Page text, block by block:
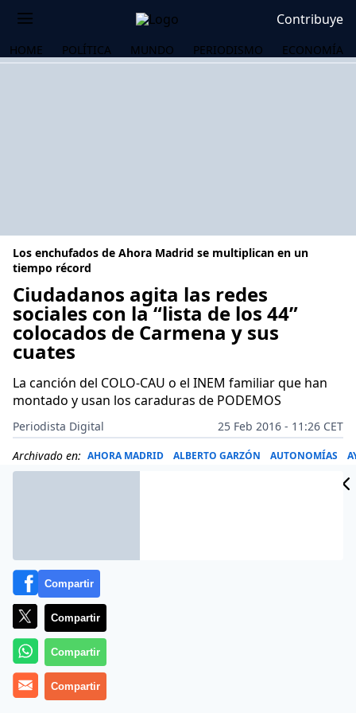
Contribuye
HOME POLÍTICA MUNDO PERIODISMO ECONOMÍA
Los enchufados de Ahora Madrid se multiplican en un
tiempo récord
Ciudadanos agita las redes
sociales con la “lista de los 44”
colocados de Carmena y sus
cuates
La canción del COLO-CAU o el INEM familiar que han
montado y usan los caraduras de PODEMOS
Periodista Digital
25 Feb 2016 - 11:26 CET
Archivado en: AHORA MADRID ALBERTO GARZÓN AUTONOMÍAS
Compartir
Compartir
Compartir
Compartir